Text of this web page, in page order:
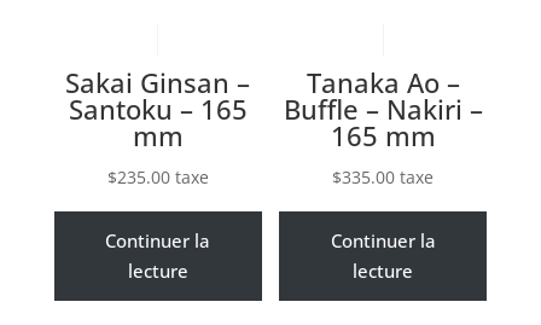
Sakai Ginsan –
Santoku – 165
mm
$235.00 taxe
Continuer la
lecture
Tanaka Ao –
Buffle – Nakiri –
165 mm
$335.00 taxe
Continuer la
lecture